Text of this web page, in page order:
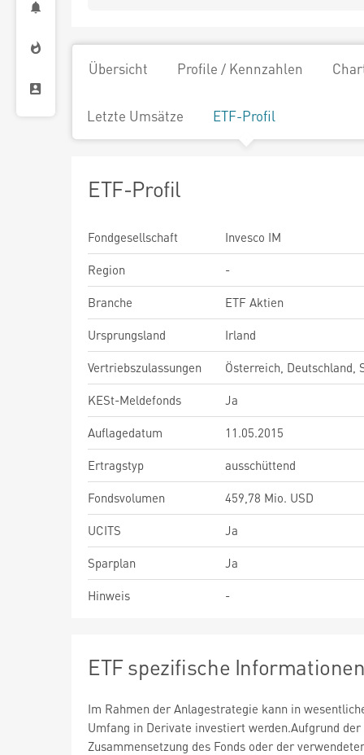
Übersicht Profile / Kennzahlen
Letzte Umsätze ETF-Profil
ETF-Profil
Fondgesellschaft
Invesco IM
Region
-
Branche
ETF Aktien
Ursprungsland
Irland
Vertriebszulassungen
Österreich, Deutschland,
KESt-Meldefonds
Ja
Auflagedatum
11.05.2015
Ertragstyp
ausschüttend
Fondsvolumen
459,78 Mio. USD
UCITS
Ja
Sparplan
Ja
Hinweis
-
ETF spezifische
Im Rahmen der Anlagestrategie kann in
Umfang in Derivate investiert werden.Aufgrund der
Zusammensetzung des Fonds oder der